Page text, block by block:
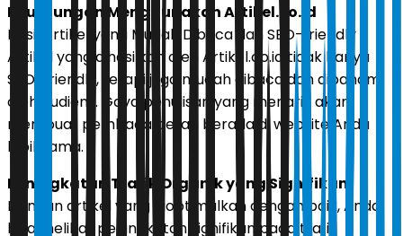
Keuntungan Menggunakan Artikel.co.id
Hasil Artikel yang Mudah Dibaca dan SEO-friendly
Artikel yang dihasilkan oleh Artikel.co.id tidak hanya
SEO-friendly, tetapi juga mudah dibaca dan dipahami
oleh audiens. Gaya penulisan yang menarik akan
membuat pembaca betah berada di website Anda
lebih lama.
Peningkatan Trafik Organik yang Signifikan
Dengan artikel yang dioptimalkan dengan baik, Anda
bisa melihat peningkatan signifikan pada trafik